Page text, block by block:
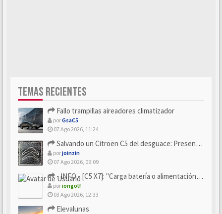
TEMAS RECIENTES
Fallo trampillas aireadores climatizador
porGsaC5
07 Ago 2026, 11:24
Salvando un Citroën C5 del desguace: Presentación y seguimiento
porjoinzin
07 Ago 2026, 09:09
- INFO - [C5 X7]: "Carga batería o alimentación eléctri...
poriongolf
03 Ago 2026, 12:33
Elevalunas